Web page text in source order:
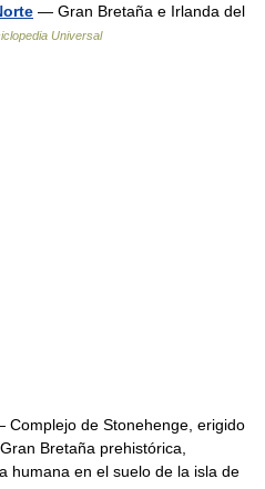
— Gran Bretaña e Irlanda del
Universal
Complejo de Stonehenge, erigido
Bretaña prehistórica,
humana en el suelo de la isla de